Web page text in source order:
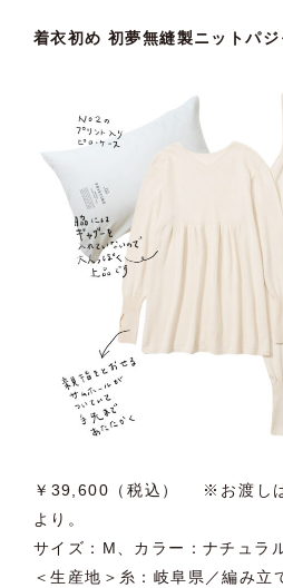
着衣初め 初夢無縫製ニットパジ
￥39,600（税込） ※お渡し
より。
サイズ：M、カラー：ナチュラ
＜生産地＞糸：岐阜県／編み立